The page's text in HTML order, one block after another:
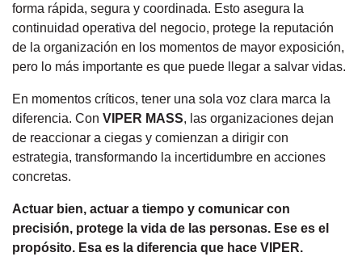
forma rápida, segura y coordinada. Esto asegura la
continuidad operativa del negocio, protege la reputación
de la organización en los momentos de mayor exposición,
pero lo más importante es que puede llegar a salvar vidas.
En momentos críticos, tener una sola voz clara marca la
diferencia. Con VIPER MASS, las organizaciones dejan
de reaccionar a ciegas y comienzan a dirigir con
estrategia, transformando la incertidumbre en acciones
concretas.
Actuar bien, actuar a tiempo y comunicar con
precisión, protege la vida de las personas. Ese es el
propósito. Esa es la diferencia que hace VIPER.